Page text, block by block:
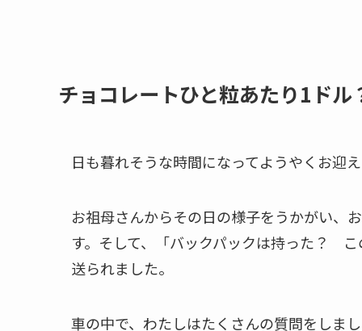
チョコレートひと粒あたり1ド
日も暮れそうな時間になってようやくお迎
お祖母さんからその日の様子をうかがい、
す。そして、「バックパックは持った？
送られました。
車の中で、わたしはたくさんの質問をしま